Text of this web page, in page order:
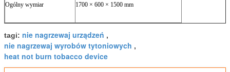
Ogólny wymiar 1700 × 600 × 1500 mm
tagi: nie nagrzewaj urządzeń ,
nie nagrzewaj wyrobów tytoniowych ,
heat not burn tobacco device